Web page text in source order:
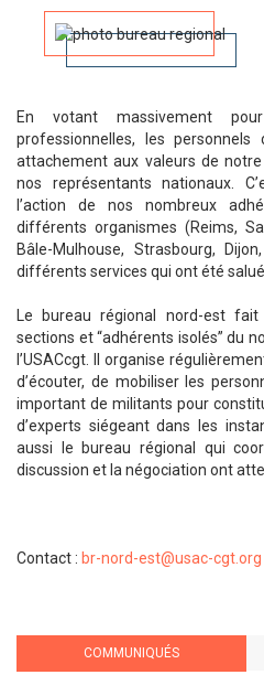
En votant massivement
professionnelles, les
attachement aux valeurs de
nos représentants nationaux.
l’action de nos nombreux
différents organismes (Reims,
Bâle-Mulhouse, Strasbourg,
différents services qui ont été
Le bureau régional nord-est
sections et “adhérents isolés” du
l’USACcgt. Il organise
d’écouter, de mobiliser les
important de militants pour
d’experts siégeant dans les
aussi le bureau régional qui
discussion et la négociation ont
Contact : br-nord-est@usac-cgt.org
COMMUNIQUÉS